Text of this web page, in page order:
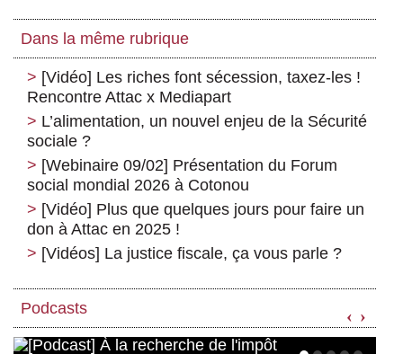
Dans la même rubrique
[Vidéo] Les riches font sécession, taxez-les !
Rencontre Attac x Mediapart
L’alimentation, un nouvel enjeu de la Sécurité
sociale ?
[Webinaire 09/02] Présentation du Forum
social mondial 2026 à Cotonou
[Vidéo] Plus que quelques jours pour faire un
don à Attac en 2025 !
[Vidéos] La justice fiscale, ça vous parle ?
Podcasts ‹ ›